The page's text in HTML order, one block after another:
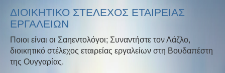
ΔΙΟΙΚΗΤΙΚΟ ΣΤΕΛΕΧΟΣ ΕΤΑΙΡΕΙΑΣ
ΕΡΓΑΛΕΙΩΝ
Ποιοι είναι οι Σαηεντολόγοι; Συναντήστε τον Λάζλο,
διοικητικό στέλεχος εταιρείας εργαλείων στη Βουδαπέστη
της Ουγγαρίας.